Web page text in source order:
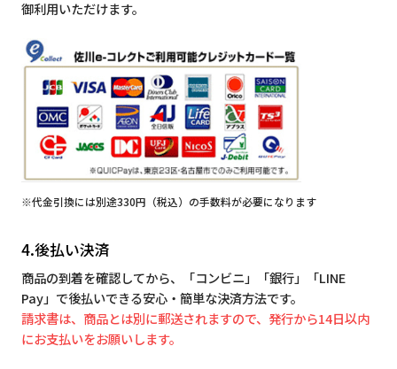
御利用いただけます。
※代金引換には別途330円（税込）の手数料が必要になります
4.後払い決済
商品の到着を確認してから、「コンビニ」「銀行」「LINE
Pay」で後払いできる安心・簡単な決済方法です。
請求書は、商品とは別に郵送されますので、発行から14日以内
にお支払いをお願いします。